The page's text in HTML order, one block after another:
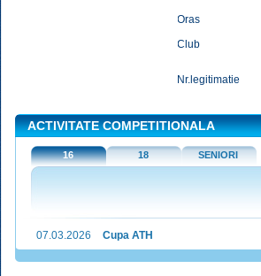
Oras
Club
Nr.legitimatie
ACTIVITATE COMPETITIONALA
16 18 SENIORI
07.03.2026 Cupa ATH